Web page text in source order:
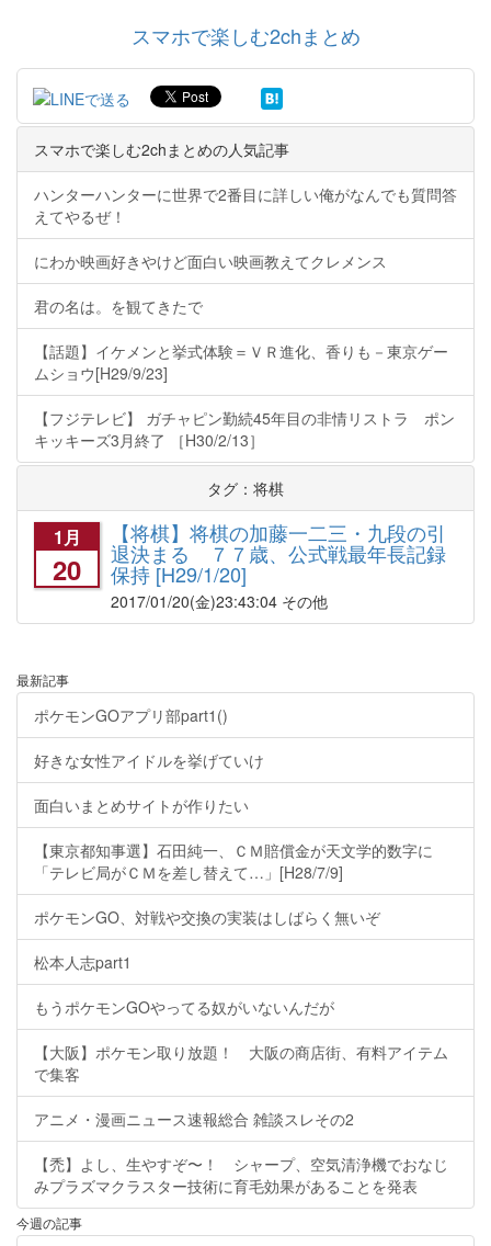
スマホで楽しむ2chまとめ
スマホで楽しむ2chまとめの人気記事
ハンターハンターに世界で2番目に詳しい俺がなんでも質問答
えてやるぜ！
にわか映画好きやけど面白い映画教えてクレメンス
君の名は。を観てきたで
【話題】イケメンと挙式体験＝ＶＲ進化、香りも－東京ゲー
ムショウ[H29/9/23]
【フジテレビ】 ガチャピン勤続45年目の非情リストラ ポン
キッキーズ3月終了 ［H30/2/13］
タグ：将棋
1月
20
【将棋】将棋の加藤一二三・九段の引
退決まる ７７歳、公式戦最年長記録
保持 [H29/1/20]
2017/01/20(金)23:43:04 その他
最新記事
ポケモンGOアプリ部part1()
好きな女性アイドルを挙げていけ
面白いまとめサイトが作りたい
【東京都知事選】石田純一、ＣＭ賠償金が天文学的数字に
「テレビ局がＣＭを差し替えて…」[H28/7/9]
ポケモンGO、対戦や交換の実装はしばらく無いぞ
松本人志part1
もうポケモンGOやってる奴がいないんだが
【大阪】ポケモン取り放題！ 大阪の商店街、有料アイテム
で集客
アニメ・漫画ニュース速報総合 雑談スレその2
【禿】よし、生やすぞ〜！ シャープ、空気清浄機でおなじ
みプラズマクラスター技術に育毛効果があることを発表
今週の記事